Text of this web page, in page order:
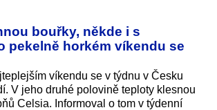
bouřky, někde i s
pekelně horkém víkendu se
víkendu se v týdnu v Česku
V jeho druhé polovině teploty klesnou
Celsia. Informoval o tom v týdenní